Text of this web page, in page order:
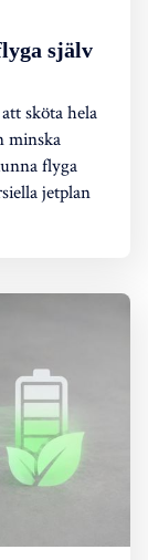
själv
sköta hela
minska
flyga
jetplan